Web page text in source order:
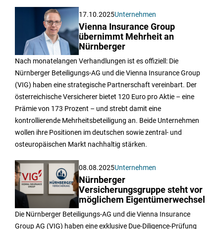
17.10.2025Unternehmen
Vienna Insurance Group
übernimmt Mehrheit an
Nürnberger
Nach monatelangen Verhandlungen ist es offiziell: Die
Nürnberger Beteiligungs-AG und die Vienna Insurance Group
(VIG) haben eine strategische Partnerschaft vereinbart. Der
österreichische Versicherer bietet 120 Euro pro Aktie – eine
Prämie von 173 Prozent – und strebt damit eine
kontrollierende Mehrheitsbeteiligung an. Beide Unternehmen
wollen ihre Positionen im deutschen sowie zentral- und
osteuropäischen Markt nachhaltig stärken.
08.08.2025Unternehmen
Nürnberger
Versicherungsgruppe steht vor
möglichem Eigentümerwechsel
Die Nürnberger Beteiligungs-AG und die Vienna Insurance
Group AG (VIG) haben eine exklusive Due-Diligence-Prüfung